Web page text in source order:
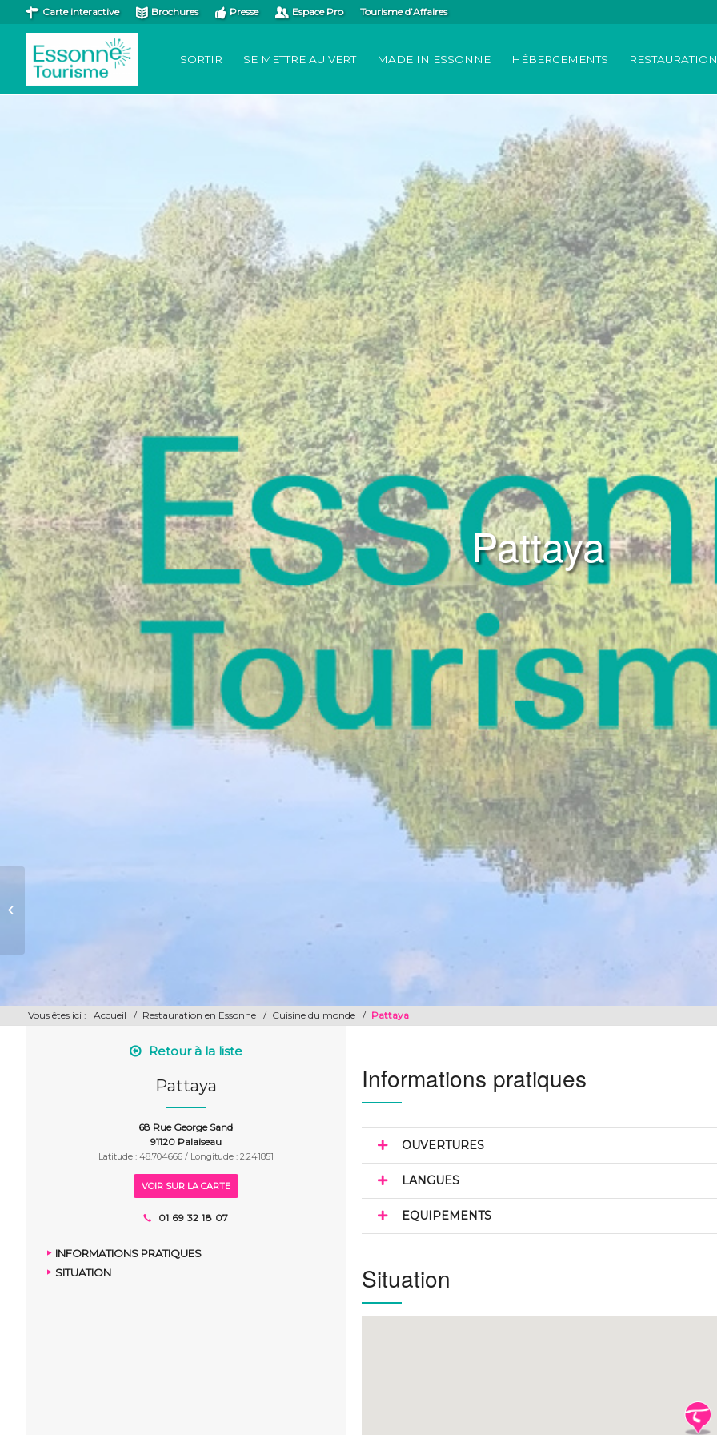
Carte interactive Brochures Presse Espace Pro Tourisme d’Affaires
SORTIR SE METTRE AU VERT MADE IN ESSONNE HÉBERGEMENTS RESTAURATION
Pattaya
Vous êtes ici : Accueil / Restauration en Essonne / Cuisine du monde / Pattaya
Retour à la liste
Pattaya
68 Rue George Sand
91120 Palaiseau
Latitude : 48.704666 / Longitude : 2.241851
VOIR SUR LA CARTE
01 69 32 18 07
INFORMATIONS PRATIQUES
SITUATION
Informations pratiques
OUVERTURES
LANGUES
EQUIPEMENTS
Situation